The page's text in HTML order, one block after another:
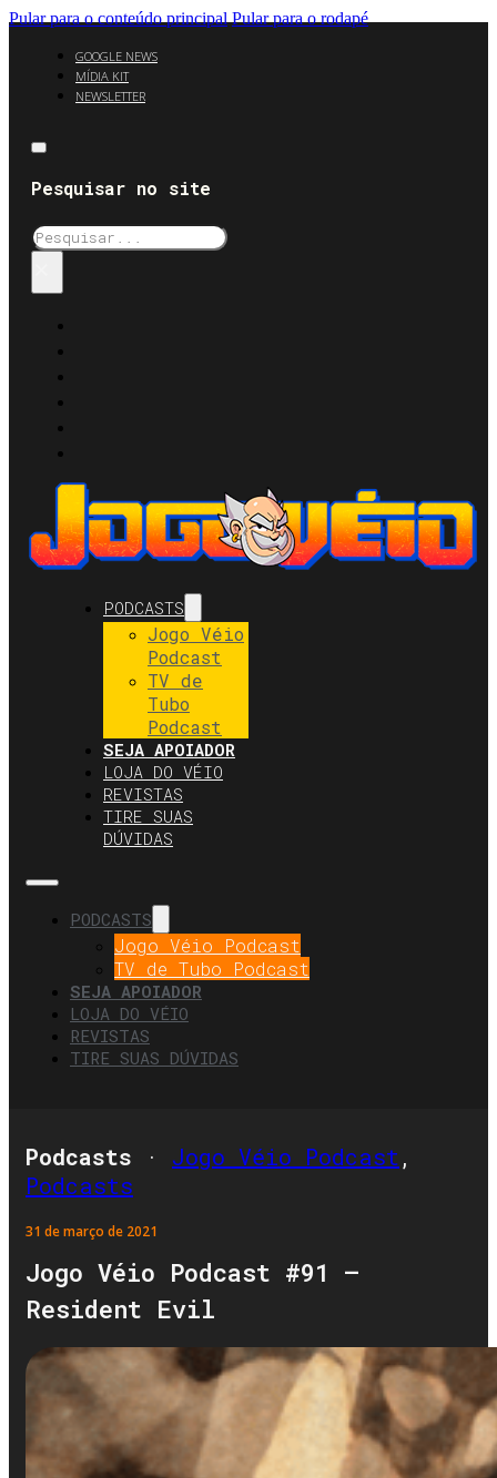
Pular para o conteúdo principal Pular para o rodapé
GOOGLE NEWS
MÍDIA KIT
NEWSLETTER
Pesquisar no site
Pesquisar
PODCASTS
Jogo Véio
Podcast
TV de
Tubo
Podcast
SEJA APOIADOR
LOJA DO VÉIO
REVISTAS
TIRE SUAS
DÚVIDAS
PODCASTS
Jogo Véio Podcast
TV de Tubo Podcast
SEJA APOIADOR
LOJA DO VÉIO
REVISTAS
TIRE SUAS DÚVIDAS
Podcasts · Jogo Véio Podcast,
Podcasts
31 de março de 2021
Jogo Véio Podcast #91 –
Resident Evil